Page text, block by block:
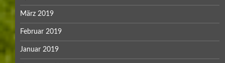
März 2019
Februar 2019
Januar 2019